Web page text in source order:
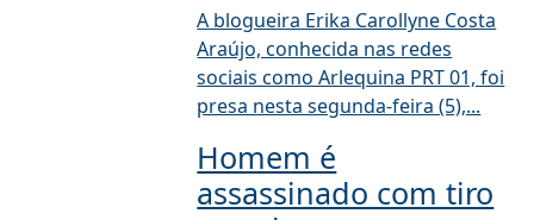
A blogueira Erika Carollyne Costa
Araújo, conhecida nas redes
sociais como Arlequina PRT 01, foi
presa nesta segunda-feira (5),...
Homem é
assassinado com tiro